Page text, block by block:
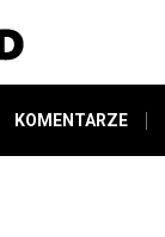
KOMENTARZE